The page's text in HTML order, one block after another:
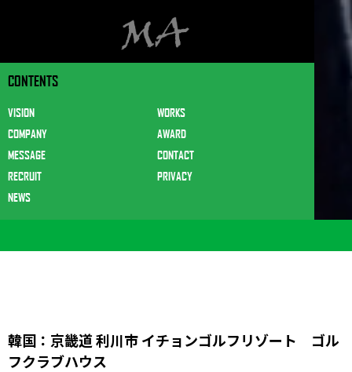
CONTENTS
VISION
COMPANY
MESSAGE
RECRUIT
NEWS
WORKS
AWARD
CONTACT
PRIVACY
韓国：京畿道 利川市 イチョンゴルフリゾート ゴル
フクラブハウス